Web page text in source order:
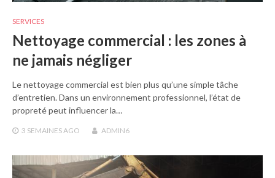
SERVICES
Nettoyage commercial : les zones à
ne jamais négliger
Le nettoyage commercial est bien plus qu’une simple tâche
d’entretien. Dans un environnement professionnel, l’état de
propreté peut influencer la…
3 SEMAINESAGO ADMIN6